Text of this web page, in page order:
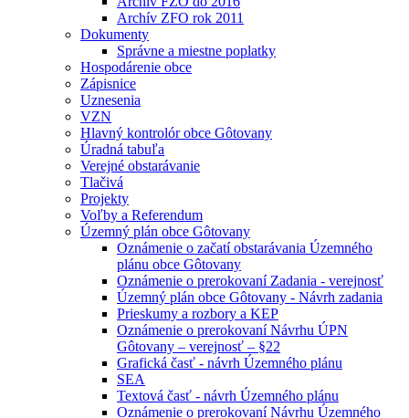
Archív ZFO rok 2011
Dokumenty
Správne a miestne poplatky
Hospodárenie obce
Zápisnice
Uznesenia
VZN
Hlavný kontrolór obce Gôtovany
Úradná tabuľa
Verejné obstarávanie
Tlačivá
Projekty
Voľby a Referendum
Územný plán obce Gôtovany
Oznámenie o začatí obstarávania Územného
plánu obce Gôtovany
Oznámenie o prerokovaní Zadania - verejnosť
Územný plán obce Gôtovany - Návrh zadania
Prieskumy a rozbory a KEP
Oznámenie o prerokovaní Návrhu ÚPN
Gôtovany – verejnosť – §22
Grafická časť - návrh Územného plánu
SEA
Textová časť - návrh Územného plánu
Oznámenie o prerokovaní Návrhu Územného